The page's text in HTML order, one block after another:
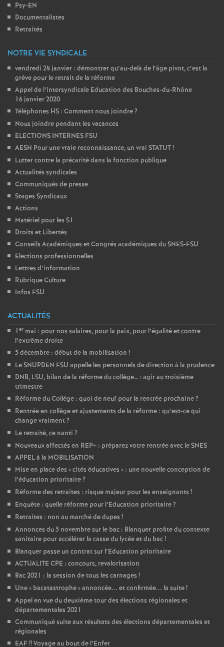
Psy-EN
Documentalistes
Retraités
NOTRE VIE SYNDICALE
vendredi 24 janvier : démontrer qu’au-delà de l’âge pivot, c’est la
grève pour le retrait de la réforme
Appel de l’intersyndicale Education des Bouches-du-Rhône
16 janvier 2020
Téléphones HS : Comment nous joindre?
Nous joindre pendant les vacances
ELECTIONS INTERNES FSU
AESH Pour une vraie reconnaissance, un vrai STATUT!
Lutter contre la précarité dans la fonction publique
Actualités syndicales
Communiqués de presse
Stages Syndicaux
Actions
Matériel pour les S1
Droits et Libertés
Conseils Académiques et Congrés académiques du SNES-FSU
Elections professionnelles
Lettres d’information
Rubrique Culture
Infos FSU
ACTUALITÉS
1 er mai : pour nos salaires, pour la paix, pour l’égalité et contre
l’extrême droite
5 décembre : début de la mobilisation !
Le SNUPDEN FSU appelle les personnels de direction à la prudence
DNB, LSU, bilan de la réforme du collège… : agir au troisième
trimestre
Réforme du Collège : quoi de neuf pour la rentrée prochaine?
Rentrée en collège et ajustements de la réforme : qu’est-ce qui
change vraiment?
Le retraité, ce nanti ?
Nouveaux affectés en REP+ : préparez votre rentrée avec le SNES
APPEL à la MOBILISATION
Mise en place des «cités éducatives » : une nouvelle conception de
l’éducation prioritaire?
Réforme des retraites : risque majeur pour les enseignants !
Enquête : quelle réforme pour l’Education prioritaire?
Retraites : non au marché de dupes !
Annonces du 5 novembre sur le bac : Blanquer profite du contexte
sanitaire pour accélérer la casse du lycée et du bac!
Blanquer passe un contrat sur l’Education prioritaire
ACTUALITE CPE : concours, revalorisation
Bac 2021 : la session de tous les carnages !
Une « bacatastrophe» annoncée... et confirmée... la suite!
Appel en vue du deuxième tour des élections régionales et
départementales 2021
Communiqué suite aux résultats des élections départementales et
régionales
EAF!! Voyage au bout de l’Enfer